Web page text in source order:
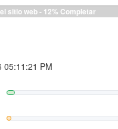
sitio web - 12% Completar
05:11:21 PM